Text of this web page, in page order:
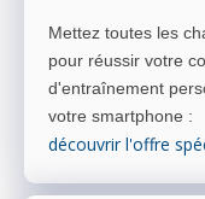
Mettez toutes les
pour réussir votre
d'entraînement
votre smartphone :
découvrir l'offre